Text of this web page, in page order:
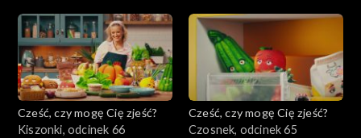
Cześć, czy mogę Cię zjeść?
Kiszonki, odcinek 66
Cześć, czy mogę Cię zjeść?
Czosnek, odcinek 65